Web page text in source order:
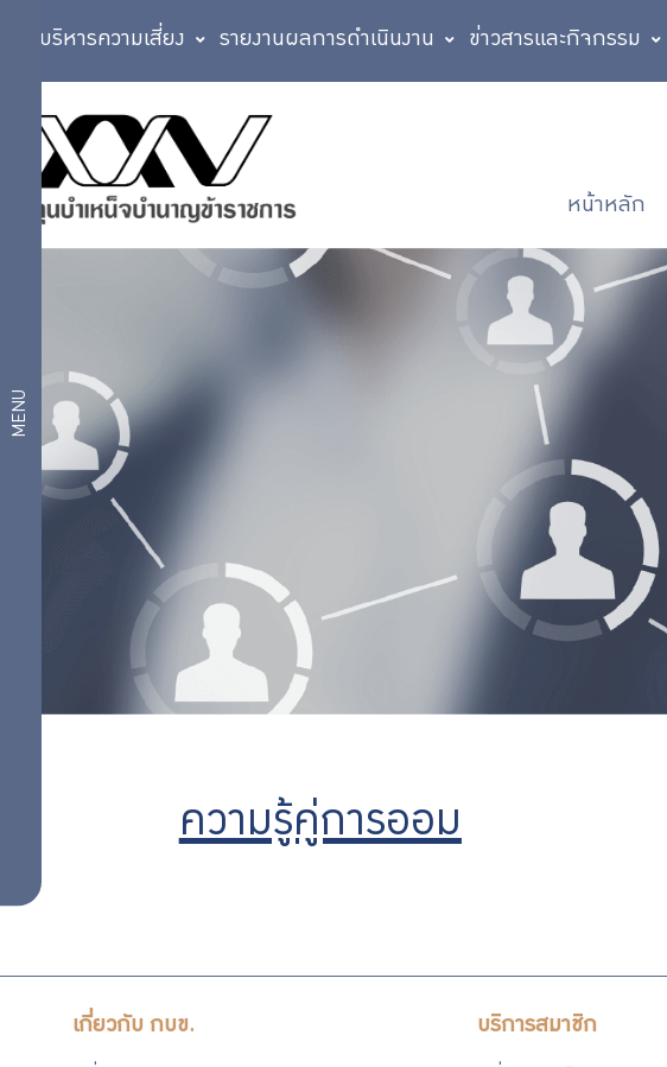
การบริหารความเสี่ยง รายงานผลการดำเนินงาน ข่าวสารและกิจกรรม
หน้าหลัก
MENU
สมาชิก
แผนการ
ลงทุน
ออม
เพิ่ม
คู่การ
ออม
การ
บริหาร
วางแผน
เกษียณ
การ
ความรู้คู่การออม
เกี่ยวกับ กบข. บริการสมาชิก